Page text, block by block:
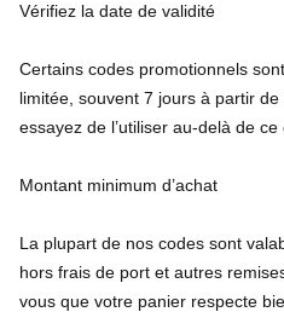
Vérifiez la date de validité
Certains codes promotionnels
limitée, souvent 7 jours à partir
essayez de l’utiliser au-delà de ce
Montant minimum d’achat
La plupart de nos codes sont
hors frais de port et autres
vous que votre panier respecte